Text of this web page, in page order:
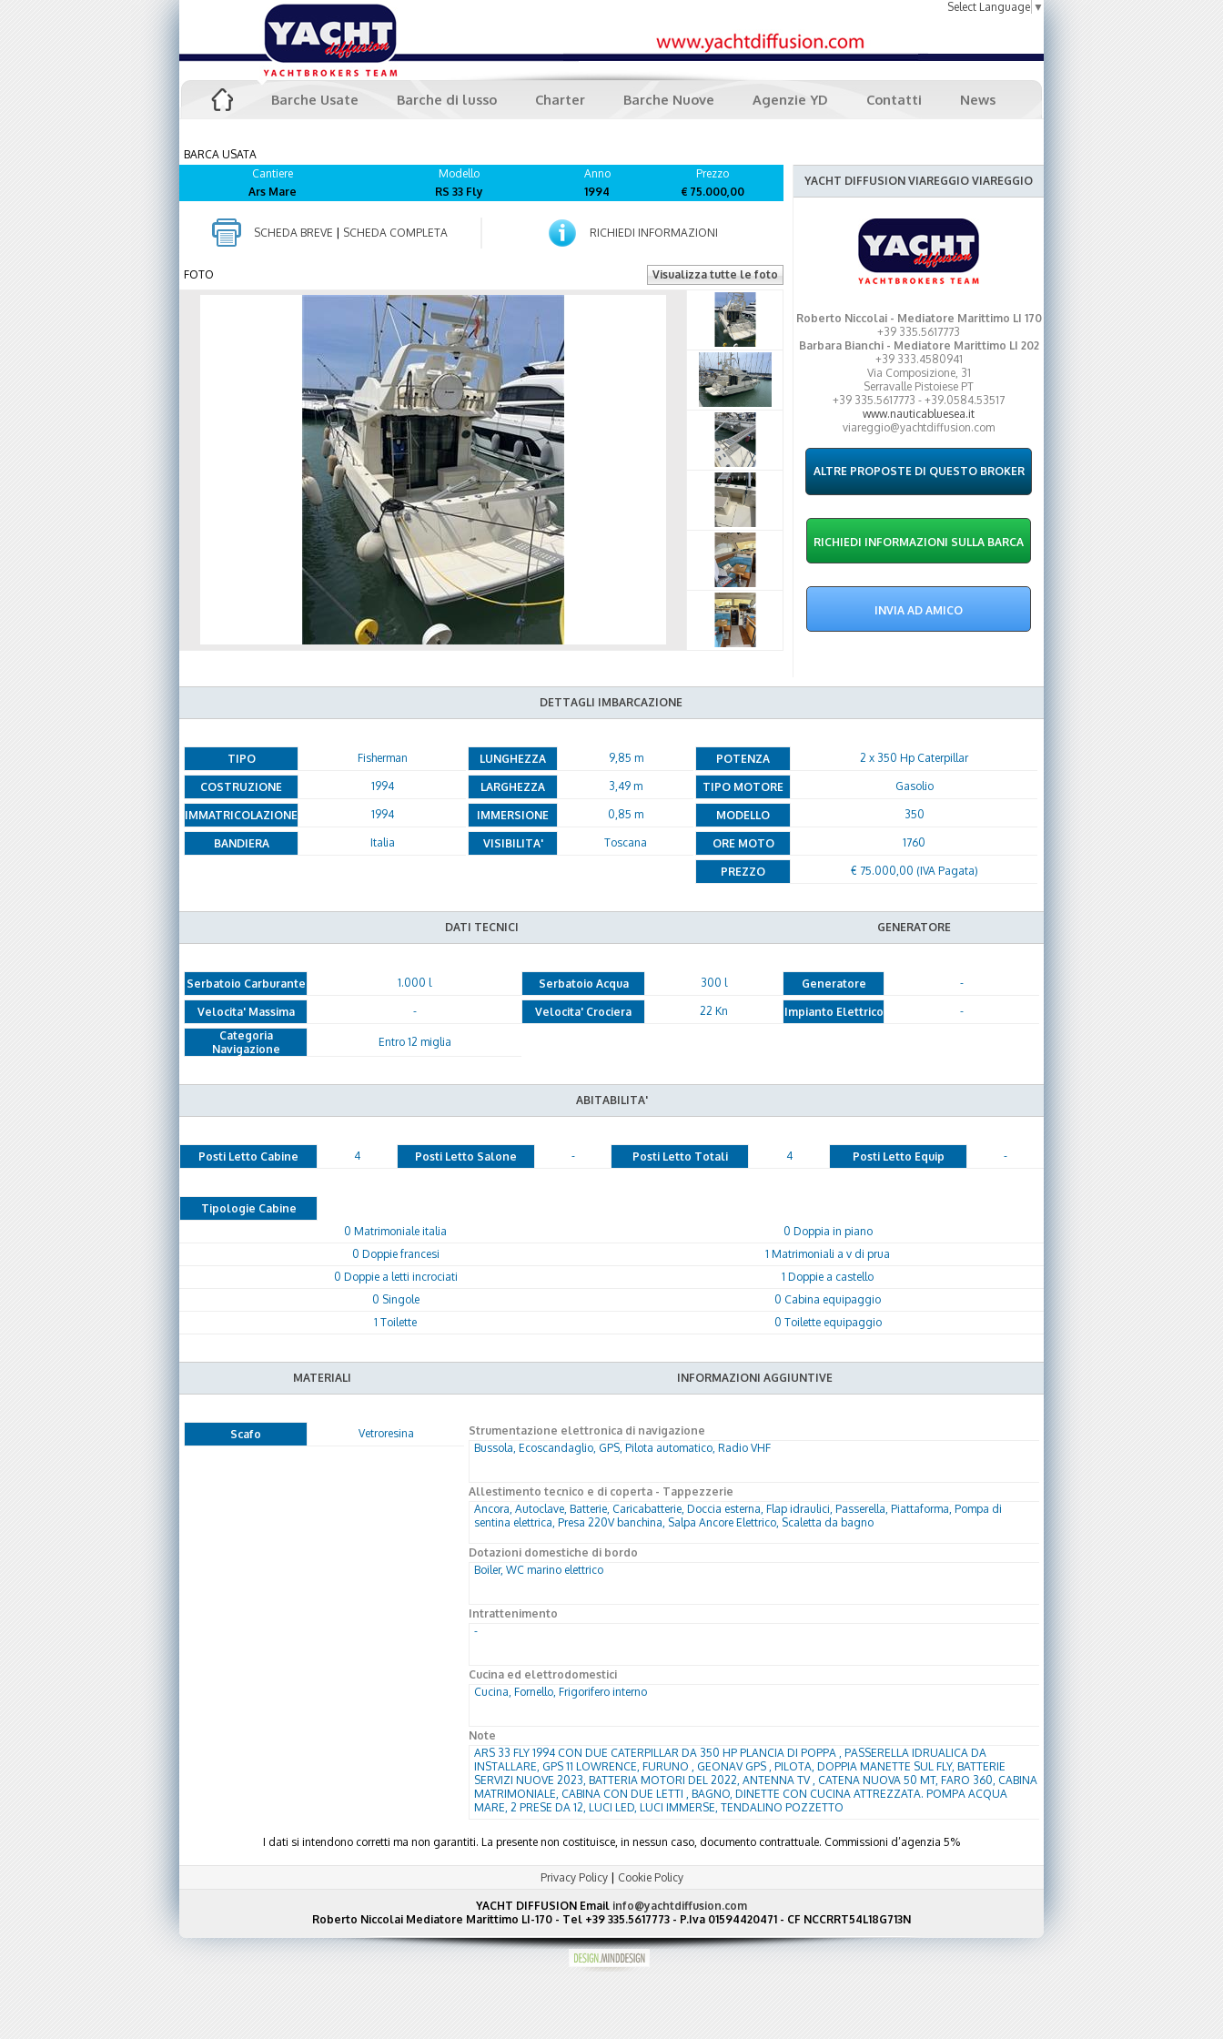
Select Language ▼
Barche Usate Barche di lusso Charter Barche Nuove Agenzie YD Contatti News
BARCA USATA
Cantiere
Modello Anno
Prezzo
Ars Mare
RS 33 Fly 1994 € 75.000,00
SCHEDA BREVE SCHEDA COMPLETA RICHIEDI INFORMAZIONI
FOTO Visualizza tutte le foto
YACHT DIFFUSION VIAREGGIO VIAREGGIO
Roberto Niccolai - Mediatore Marittimo LI 170
+39 335.5617773
Barbara Bianchi - Mediatore Marittimo LI 202
+39 333.4580941
Via Composizione, 31
Serravalle Pistoiese PT
+39 335.5617773 - +39.0584.53517
www.nauticabluesea.it
viareggio@yachtdiffusion.com
ALTRE PROPOSTE DI QUESTO BROKER
DETTAGLI IMBARCAZIONE
TIPO Fisherman LUNGHEZZA 9,85 m POTENZA 2 x 350 Hp Caterpillar
COSTRUZIONE 1994 LARGHEZZA 3,49 m TIPO MOTORE Gasolio
IMMATRICOLAZIONE 1994 IMMERSIONE 0,85 m MODELLO 350
BANDIERA Italia VISIBILITA' Toscana ORE MOTO 1760
PREZZO € 75.000,00 (IVA Pagata)
DATI TECNICI GENERATORE
Serbatoio Carburante 1.000 l Serbatoio Acqua 300 l
Velocita' Massima - Velocita' Crociera
22 Kn
Categoria
Navigazione
Entro 12 miglia
Generatore -
Impianto Elettrico -
ABITABILITA'
Posti Letto Cabine 4 Posti Letto Salone - Posti Letto Totali 4 Posti Letto Equip -
Tipologie Cabine
0 Matrimoniale italia
0 Doppia in piano
0 Doppie francesi
1 Matrimoniali a v di prua
0 Doppie a letti incrociati
1 Doppie a castello
0 Singole
0 Cabina equipaggio
1 Toilette
0 Toilette equipaggio
MATERIALI INFORMAZIONI AGGIUNTIVE
Scafo Vetroresina
Strumentazione elettronica di navigazione
Bussola, Ecoscandaglio, GPS, Pilota automatico, Radio VHF
Allestimento tecnico e di coperta - Tappezzerie
Ancora, Autoclave, Batterie, Caricabatterie, Doccia esterna, Flap idraulici, Passerella, Piattaforma, Pompa di
sentina elettrica, Presa 220V banchina, Salpa Ancore Elettrico, Scaletta da bagno
Dotazioni domestiche di bordo
Boiler, WC marino elettrico
Intrattenimento
-
Cucina ed elettrodomestici
Cucina, Fornello, Frigorifero interno
Note
ARS 33 FLY 1994 CON DUE CATERPILLAR DA 350 HP PLANCIA DI POPPA , PASSERELLA IDRUALICA DA
INSTALLARE, GPS 11 LOWRENCE, FURUNO , GEONAV GPS , PILOTA, DOPPIA MANETTE SUL FLY, BATTERIE
SERVIZI NUOVE 2023, BATTERIA MOTORI DEL 2022, ANTENNA TV , CATENA NUOVA 50 MT, FARO 360, CABINA
MATRIMONIALE, CABINA CON DUE LETTI , BAGNO, DINETTE CON CUCINA ATTREZZATA. POMPA ACQUA
MARE, 2 PRESE DA 12, LUCI LED, LUCI IMMERSE, TENDALINO POZZETTO
I dati si intendono corretti ma non garantiti. La presente non costituisce, in nessun caso, documento contrattuale. Commissioni d’agenzia 5%
Privacy Policy| Cookie Policy
YACHT DIFFUSION Email info@yachtdiffusion.com
Roberto Niccolai Mediatore Marittimo LI-170 - Tel +39 335.5617773 - P.Iva 01594420471 - CF NCCRRT54L18G713N